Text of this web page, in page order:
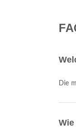
Die